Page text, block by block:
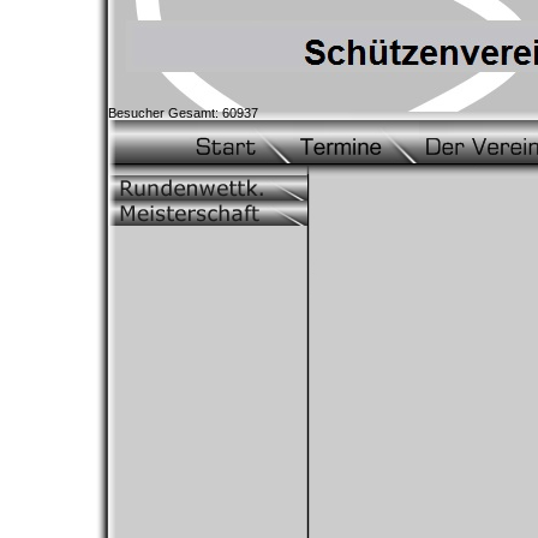
Besucher Gesamt: 60937